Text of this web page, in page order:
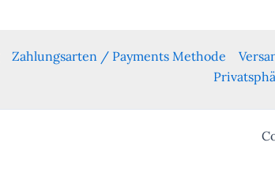
Zahlungsarten / Payments Methode